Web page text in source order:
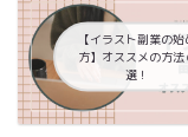
【イラスト副業の始
方】オススメの方法
選！